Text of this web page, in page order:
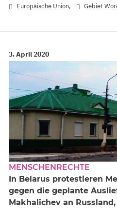
Europäische Union, Gebiet
3. April 2020
MENSCHENRECHTE
In Belarus protestieren
gegen die geplante
Makhalichev an